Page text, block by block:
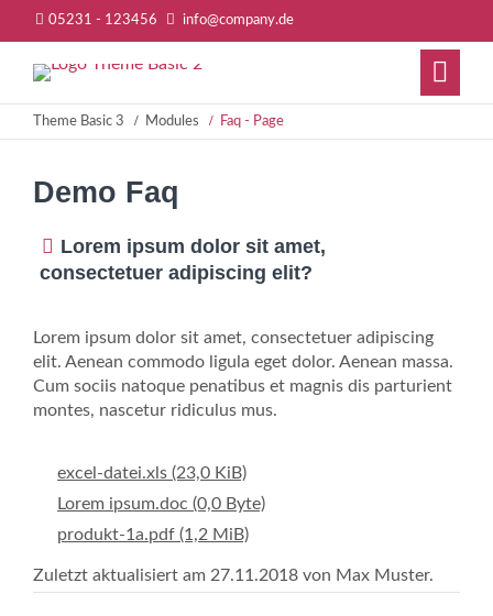
05231 - 123456 info@company.de
Theme Basic 3 Modules Faq - Page
Demo Faq
Lorem ipsum dolor sit amet,
consectetuer adipiscing elit?
Lorem ipsum dolor sit amet, consectetuer adipiscing
elit. Aenean commodo ligula eget dolor. Aenean massa.
Cum sociis natoque penatibus et magnis dis parturient
montes, nascetur ridiculus mus.
excel-datei.xls (23,0 KiB)
Lorem ipsum.doc (0,0 Byte)
produkt-1a.pdf (1,2 MiB)
Zuletzt aktualisiert am 27.11.2018 von Max Muster.